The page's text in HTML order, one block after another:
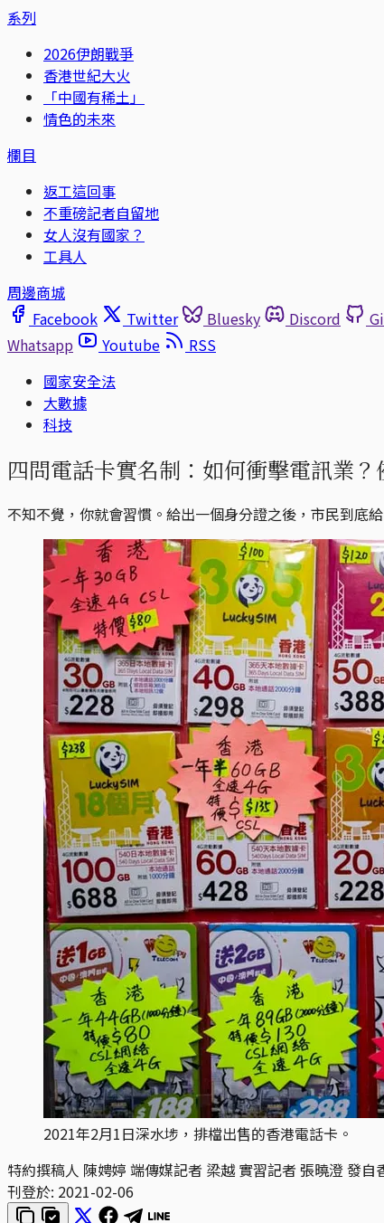
系列
2026伊朗戰爭
香港世紀大火
「中國有稀土」
情色的未來
欄目
返工這回事
不重磅記者自留地
女人沒有國家？
工具人
周邊商城
Facebook
Twitter Bluesky Discord
Whatsapp
Youtube
RSS
國家安全法
大數據
科技
四問電話卡實名制：如何衝擊電訊業
不知不覺，你就會習慣。給出一個身分證之後，市民到底
2021年2月1日深水埗，排檔出售的香港電話卡。
特約撰稿人 陳娉婷 端傳媒記者 梁越 實習記者 張曉澄 發自
刊登於: 2021-02-06